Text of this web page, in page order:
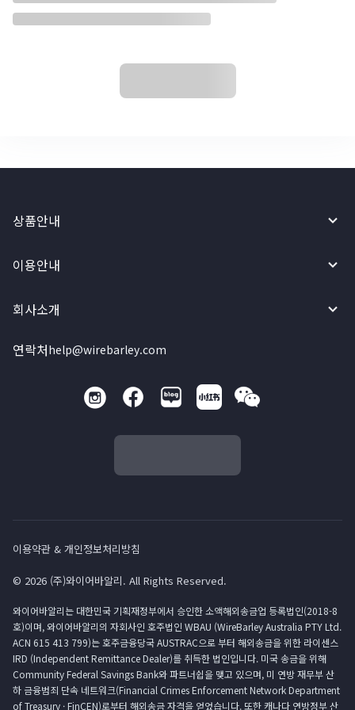
상품안내
이용안내
회사소개
연락처help@wirebarley.com
이용약관 & 개인정보처리방침
© 2026 (주)와이어바알리. All Rights Reserved.
와이어바알리는 대한민국 기획재정부에서 승인한 소액해외송금업 등록법인(2018-8
호)이며, 와이어바알리의 자회사인 호주법인 WBAU (WireBarley Australia PTY Ltd.
ACN 615 413 799)는 호주금융당국 AUSTRAC으로 부터 해외송금을 위한 라이센스
IRD (Independent Remittance Dealer)를 취득한 법인입니다. 미국 송금을 위해
Community Federal Savings Bank와 파트너쉽을 맺고 있으며, 미 연방 재무부 산
하 금융범죄 단속 네트워크(Financial Crimes Enforcement Network Department
of Treasury · FinCEN)로부터 해외송금 자격을 얻었습니다. 또한 캐나다 연방정부 산